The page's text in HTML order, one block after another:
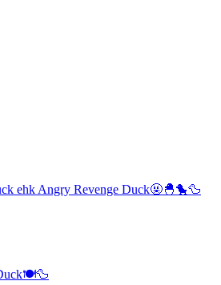
ehk Angry Revenge Duck🤬🐣🐤🦆